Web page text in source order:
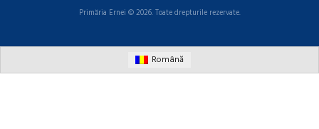
Primăria Ernei © 2026. Toate drepturile rezervate.
Română